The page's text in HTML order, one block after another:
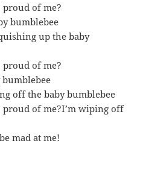
proud of me?
bumblebee
up the baby
proud of me?
bumblebee
off the baby bumblebee
proud of me?I’m wiping off
mad at me!